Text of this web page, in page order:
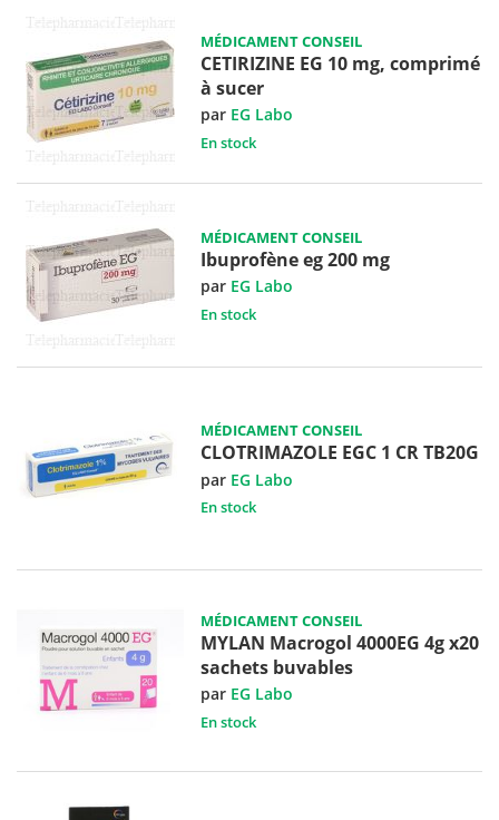
MÉDICAMENT CONSEIL
CETIRIZINE EG 10 mg, comprimé
à sucer
par EG Labo
En stock
MÉDICAMENT CONSEIL
Ibuprofène eg 200 mg
par EG Labo
En stock
MÉDICAMENT CONSEIL
CLOTRIMAZOLE EGC 1 CR TB20G
par EG Labo
En stock
MÉDICAMENT CONSEIL
MYLAN Macrogol 4000EG 4g x20
sachets buvables
par EG Labo
En stock